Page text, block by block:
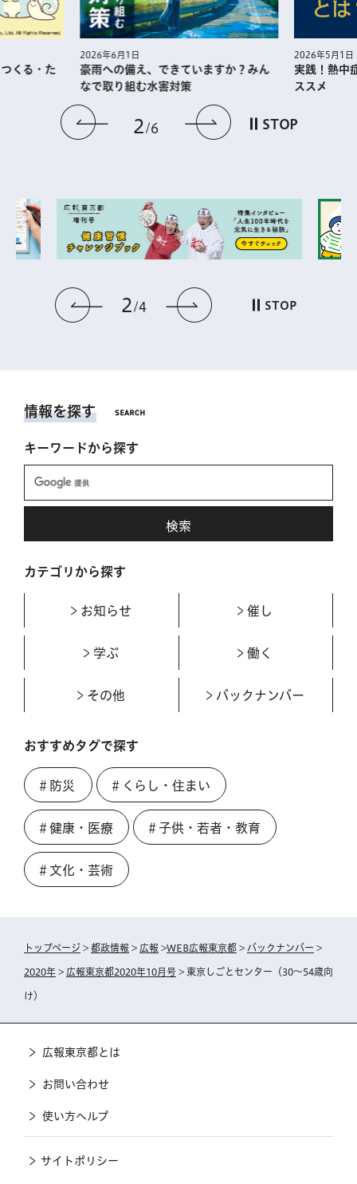
前のスライドを表示
2 6 次のスライドを
STOP
くる・た
2026年6月1日
豪雨への備え、できていますか？みん
なで取り組む水害対策
2026年5月1日
実践！熱中
ススメ
前のスライドを表示
2 4 次のスライドを表
STOP
情報を探す
キーワードから探す
カテゴリから探す
お知らせ 催し
学ぶ 働く
その他 バックナンバー
おすすめタグで探す
＃防災 ＃くらし・住まい
＃健康・医療 ＃子供・若者・教育
＃文化・芸術
トップページ > 都政情報 > 広報 >WEB広報東京都 > バックナンバー >
2020年 > 広報東京都2020年10月号 > 東京しごとセンター（30～54歳向
け）
広報東京都とは
お問い合わせ
使い方ヘルプ
サイトポリシー